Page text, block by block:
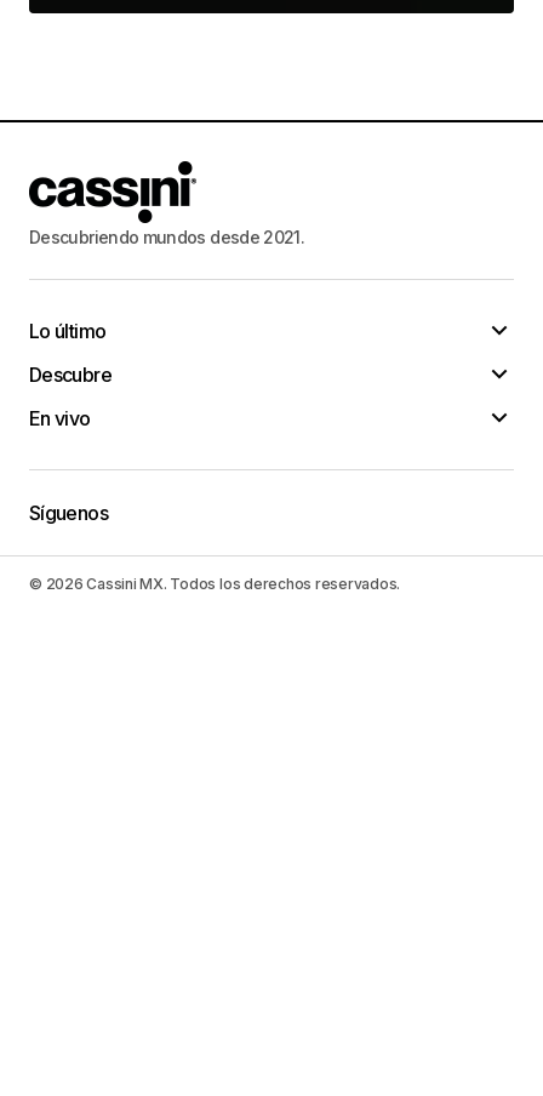
Descubriendo mundos desde 2021.
Lo último
Descubre
En vivo
Síguenos
© 2026 Cassini MX. Todos los derechos reservados.